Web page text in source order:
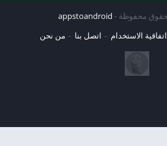
appstoandroid
اتفاقية الاستخدام اتصل بنا من نحن